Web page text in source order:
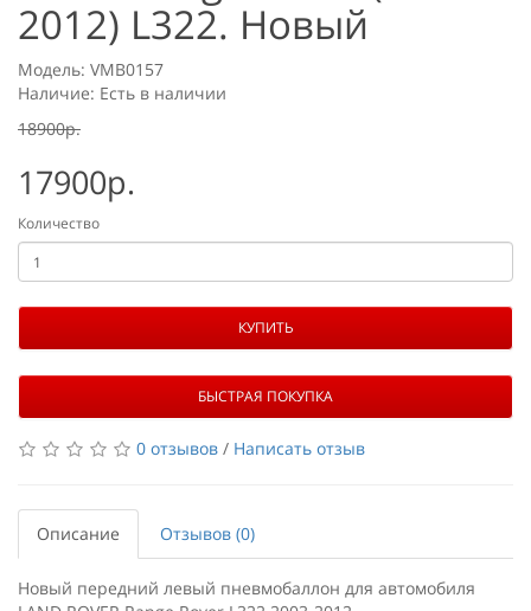
2012) L322. Новый
Модель: VMB0157
Наличие: Есть в наличии
18900р.
17900р.
Количество
КУПИТЬ
БЫСТРАЯ ПОКУПКА
0 отзывов / Написать отзыв
Описание Отзывов (0)
Новый передний левый пневмобаллон для автомобиля